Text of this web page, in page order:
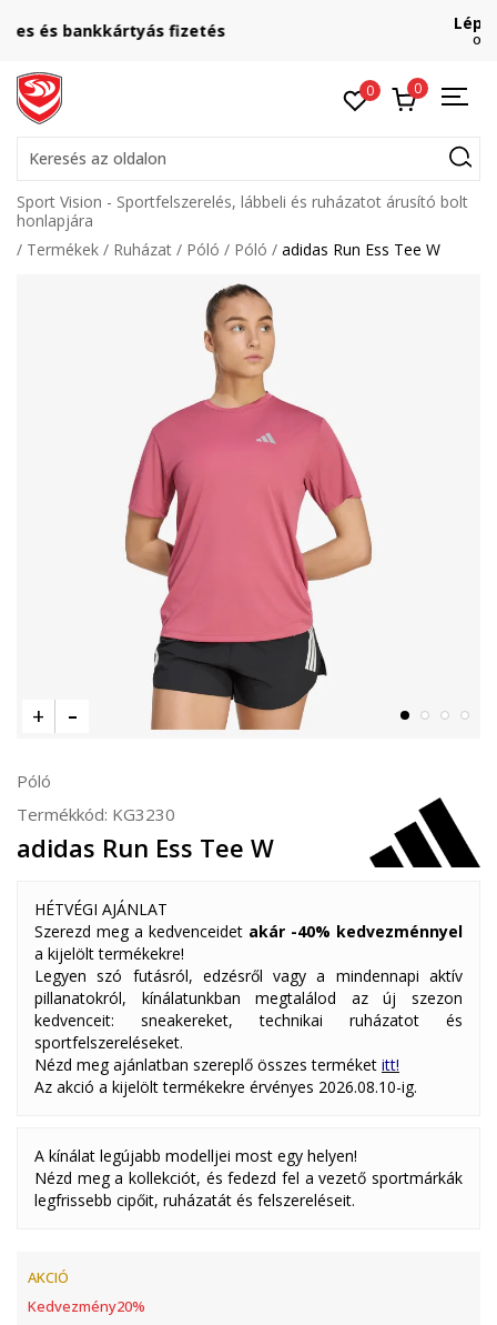
Lépj velünk kapcsolatba
online@sport-vision.hu
0 0
Keresés az oldalon
Sport Vision - Sportfelszerelés, lábbeli és ruházatot árusító bolt
honlapjára
Termékek
Ruházat Póló Póló adidas Run Ess Tee W
Póló
Termékkód: KG3230
adidas Run Ess Tee W
HÉTVÉGI AJÁNLAT
Szerezd meg a kedvenceidet akár -40% kedvezménnyel
a kijelölt termékekre!
Legyen szó futásról, edzésről vagy a mindennapi aktív
pillanatokról, kínálatunkban megtalálod az új szezon
kedvenceit: sneakereket, technikai ruházatot és
sportfelszereléseket.
Nézd meg ajánlatban szereplő összes terméket itt!
Az akció a kijelölt termékekre érvényes 2026.08.10-ig.
A kínálat legújabb modelljei most egy helyen!
Nézd meg a kollekciót, és fedezd fel a vezető sportmárkák
legfrissebb cipőit, ruházatát és felszereléseit.
AKCIÓ
Kedvezmény20%